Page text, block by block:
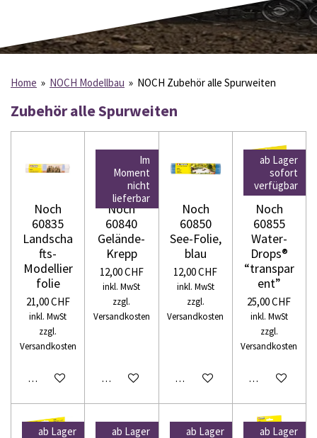
Home » NOCH Modellbau » NOCH Zubehör alle Spurweiten
Zubehör alle Spurweiten
Noch
60835
Landscha
fts-
Modellier
folie
21,00 CHF
inkl. MwSt
zzgl.
Versandkosten
In den Warenkorb
Im
Moment
nicht
lieferbar
Noch
60840
Gelände-
Krepp
12,00 CHF
inkl. MwSt
zzgl.
Versandkosten
In den Warenkorb
Noch
60850
See-Folie,
blau
12,00 CHF
inkl. MwSt
zzgl.
Versandkosten
In den Warenkorb
ab Lager
sofort
verfügbar
Noch
60855
Water-
Drops®
“transpar
ent”
25,00 CHF
inkl. MwSt
zzgl.
Versandkosten
In den
ab Lager
ab Lager
ab Lager
ab Lager